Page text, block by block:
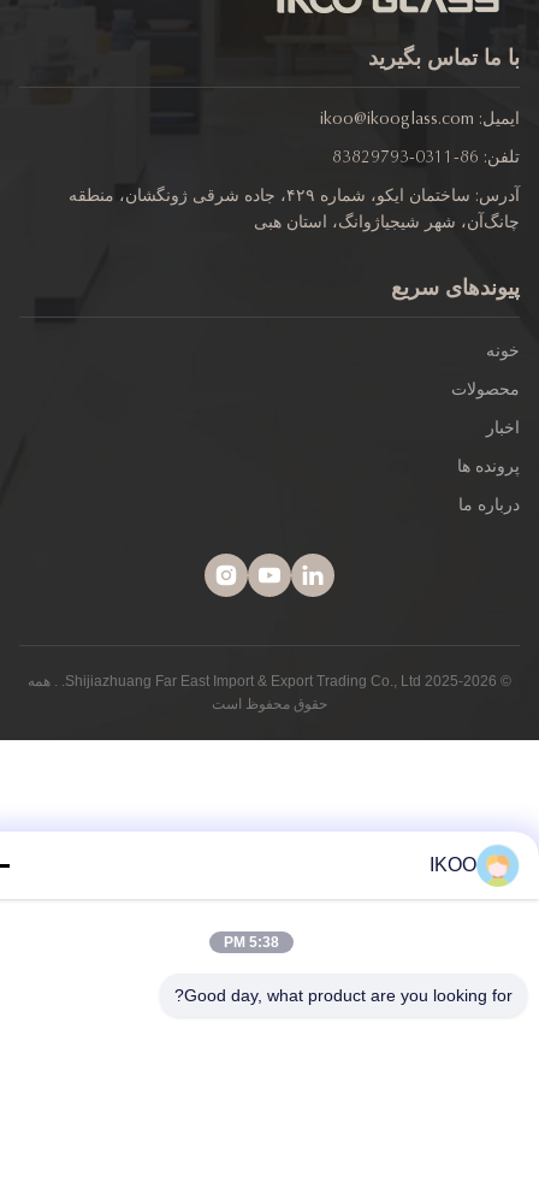
ما تماس بگیرید
ikoo@ikooglass.com
86-0311-83829793
آدرس: ساختمان ایکو، شماره ۴۲۹، جاده شرقی ژونگشان، منطقه
شهر شیجیاژوانگ، استان هبی
سریع
ها
ما
© 2025-2026 Shijiazhuang Far East Import & Export Trading Co., Ltd. . همه
حقوق محفوظ است
IKOO
5:38 PM
Good day, what product are you looking